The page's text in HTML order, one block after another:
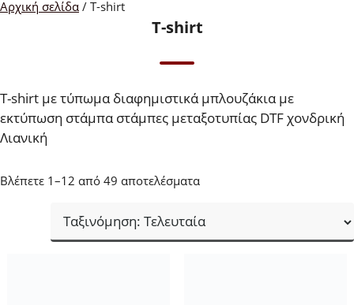
Αρχική σελίδα / T-shirt
T-shirt
T-shirt με τύπωμα διαφημιστικά μπλουζάκια με
εκτύπωση στάμπα στάμπες μεταξοτυπίας DTF χονδρική
Λιανική
Βλέπετε 1–12 από 49 αποτελέσματαSorted
latest